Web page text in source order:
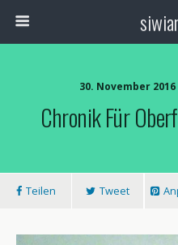
30. November
Chronik Für
Teilen Tweet